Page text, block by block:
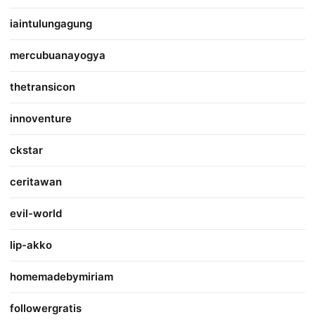
iaintulungagung
mercubuanayogya
thetransicon
innoventure
ckstar
ceritawan
evil-world
lip-akko
homemadebymiriam
followergratis